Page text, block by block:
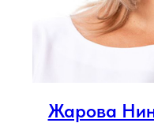
Жарова